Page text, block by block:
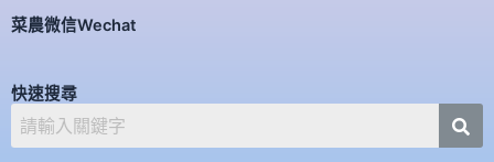
e
o
o
k
t
e
菜農微信Wechat
快速搜尋